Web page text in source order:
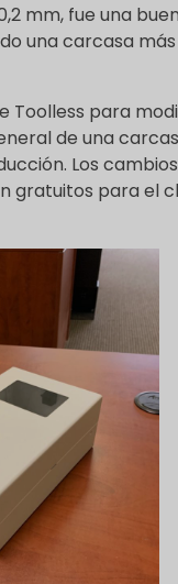
mm, fue una
una carcasa
Toolless para
de una
Los
gratuitos para el